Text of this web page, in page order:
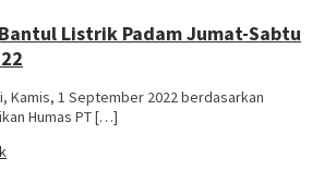
Listrik Padam Jumat-Sabtu
Kamis, 1 September 2022 berdasarkan
Humas PT […]